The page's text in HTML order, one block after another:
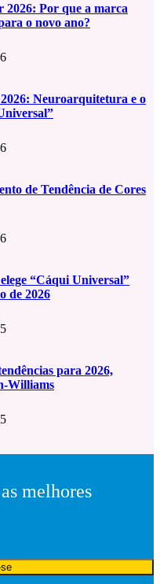
Por que a marca
o novo ano?
Neuroarquitetura e o
de Tendência de Cores
“Cáqui Universal”
de 2026
para 2026,
Williams
melhores